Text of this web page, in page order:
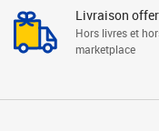
Livraison
Hors livres et
marketplace